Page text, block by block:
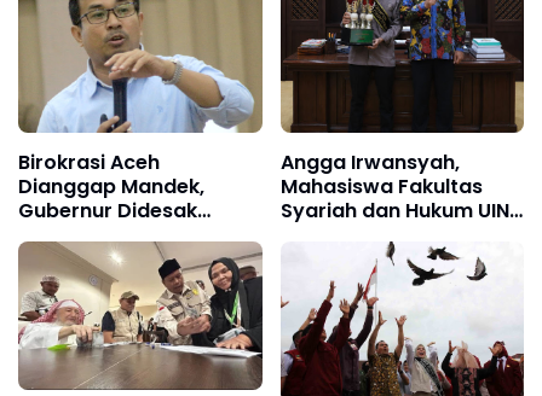
Birokrasi Aceh
Dianggap Mandek,
Gubernur Didesak
Evaluasi Sekda
Angga Irwansyah,
Mahasiswa Fakultas
Syariah dan Hukum UIN
Ar-Raniry Banda Aceh
Asal Langkat Raih Grand
Champion dan Tiga
Penghargaan dalam
Catalyst Future
Competition X ASIA
2026